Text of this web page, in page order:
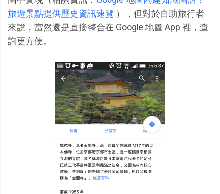
旅遊景點提供歷史資訊速覽 ），但對於自助旅行者
來說，當然還是直接整合在 Google 地圖 App 裡，查
詢更方便。